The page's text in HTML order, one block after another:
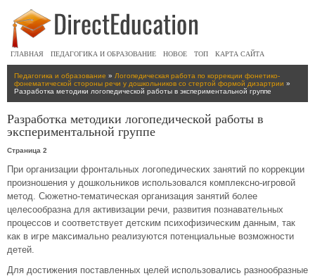
ГЛАВНАЯ ПЕДАГОГИКА И ОБРАЗОВАНИЕ НОВОЕ ТОП КАРТА САЙТА
Педагогика и образование » Логопедическая работа по коррекции фонетико-
фонематической стороны речи у дошкольников со стертой формой дизартрии »
Разработка методики логопедической работы в экспериментальной группе
Разработка методики логопедической работы в
экспериментальной группе
Страница 2
При организации фронтальных логопедических занятий по коррекции
произношения у дошкольников использовался комплексно-игровой
метод. Сюжетно-тематическая организация занятий более
целесообразна для активизации речи, развития познавательных
процессов и соответствует детским психофизическим данным, так
как в игре максимально реализуются потенциальные возможности
детей.
Для достижения поставленных целей использовались разнообразные